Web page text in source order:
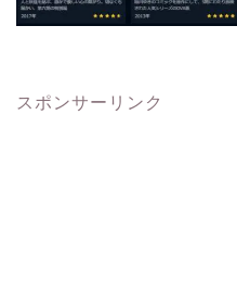
スポンサーリンク